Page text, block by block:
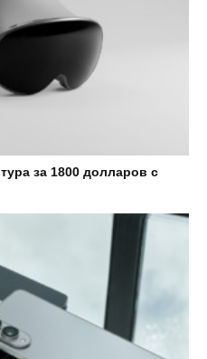
за 1800 долларов с